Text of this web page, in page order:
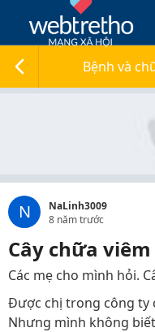
Bệnh và
N
NaLinh3009
8 năm trước
Cây chữa
Các mẹ cho mình hỏi.
Được chị trong công ty
Nhưng mình không